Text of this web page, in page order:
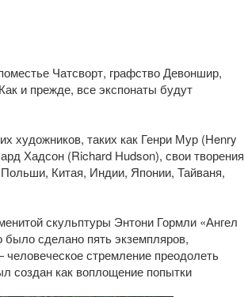
Чатсворт, графство Девоншир,
и прежде, все экспонаты будут
художников, таких как Генри Мур (Henry
Хадсон (Richard Hudson), свои творения
Китая, Индии, Японии, Тайваня,
скульптуры Энтони Гормли «Ангел
сделано пять экземпляров,
стремление преодолеть
создан как воплощение попытки